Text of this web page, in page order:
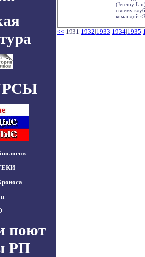
поют
РП
(Jeremy
своему
командой
<< 1931|1932|1933|1934|1935|